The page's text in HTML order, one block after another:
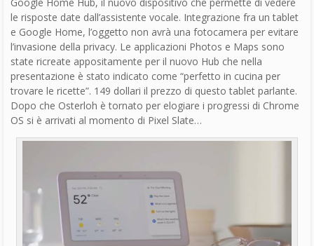
fotocamere da 8 megapixel su fronte e retro e uno schermo
LCD di 12.3 pollici: questi i dati tecnici del prodotto che a molti
sui social ha ricordato un iPad. 599$ il prezzo di partenza e
tastiera apposita venduta a parte, chiamata Pixel Slate
Keyboard, che ha la particolarità di avere i tasti circolari e non
quadrati.
Email*
controlla la tua inbox per confermare l'iscrizione
Nome
Privacy*